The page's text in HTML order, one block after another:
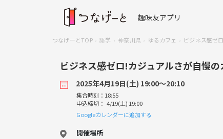
趣味友アプリ
つなげーとTOP 語学 神奈川県 ゆるカフェ ビジネス感ゼ
ビジネス感ゼロ!カジュアルさが自慢
2025年4月19日(土) 19:00〜20:10
集合時刻：18:55
申込締切： 4/19(土) 19:00
Googleカレンダーに追加する
開催場所